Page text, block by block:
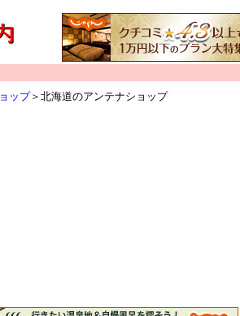
ップ＞北海道のアンテナショップ